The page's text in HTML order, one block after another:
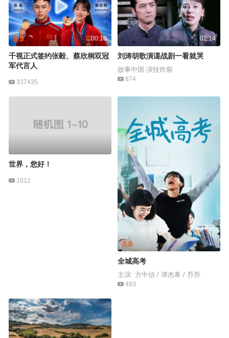
00:10
8.5
千视正式签约张毅、蔡欣桐双冠
军代言人
337435
02:14
刘涛胡歌演谍战剧一看就哭
故事中国·演技炸裂
874
世界，您好！
1012
8.8
全城高考
主演: 方中信 / 谭杰希 / 乔乔
483